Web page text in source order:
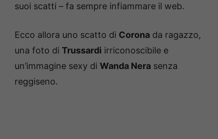
suoi scatti – fa sempre infiammare il web.
Ecco allora uno scatto di Corona da ragazzo,
una foto di Trussardi irriconoscibile e
un’immagine sexy di Wanda Nera senza
reggiseno.